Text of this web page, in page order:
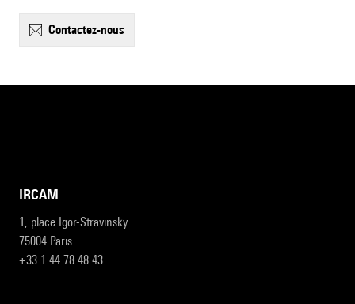
contactez-nous
IRCAM
1, place Igor-Stravinsky
75004 Paris
+33 1 44 78 48 43